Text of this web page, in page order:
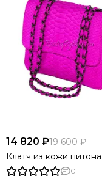
14 820 ₽19 600 ₽
Клатч из кожи
0